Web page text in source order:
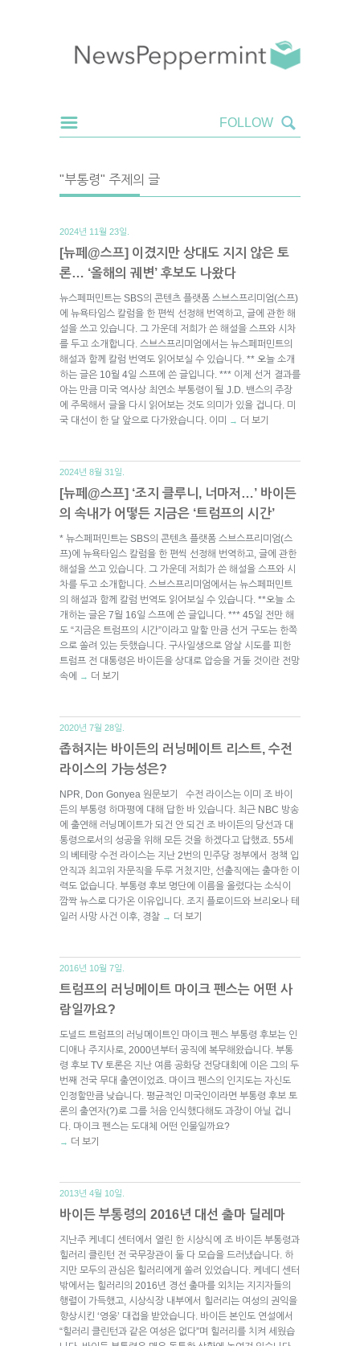
"부통령" 주제의 글
2024년 11월 23일.
[뉴페@스프] 이겼지만 상대도 지지 않은 토
론… ‘올해의 궤변’ 후보도 나왔다
뉴스페퍼민트는 SBS의 콘텐츠 플랫폼 스브스프리미엄(스프)
에 뉴욕타임스 칼럼을 한 편씩 선정해 번역하고, 글에 관한 해
설을 쓰고 있습니다. 그 가운데 저희가 쓴 해설을 스프와 시차
를 두고 소개합니다. 스브스프리미엄에서는 뉴스페퍼민트의
해설과 함께 칼럼 번역도 읽어보실 수 있습니다. ** 오늘 소개
하는 글은 10월 4일 스프에 쓴 글입니다. *** 이제 선거 결과를
아는 만큼 미국 역사상 최연소 부통령이 될 J.D. 밴스의 주장
에 주목해서 글을 다시 읽어보는 것도 의미가 있을 겁니다. 미
국 대선이 한 달 앞으로 다가왔습니다. 이미
→ 더 보기
2024년 8월 31일.
[뉴페@스프] ‘조지 클루니, 너마저…’ 바이든
의 속내가 어떻든 지금은 ‘트럼프의 시간’
* 뉴스페퍼민트는 SBS의 콘텐츠 플랫폼 스브스프리미엄(스
프)에 뉴욕타임스 칼럼을 한 편씩 선정해 번역하고, 글에 관한
해설을 쓰고 있습니다. 그 가운데 저희가 쓴 해설을 스프와 시
차를 두고 소개합니다. 스브스프리미엄에서는 뉴스페퍼민트
의 해설과 함께 칼럼 번역도 읽어보실 수 있습니다. **오늘 소
개하는 글은 7월 16일 스프에 쓴 글입니다. *** 45일 전만 해
도 “지금은 트럼프의 시간”이라고 말할 만큼 선거 구도는 한쪽
으로 쏠려 있는 듯했습니다. 구사일생으로 암살 시도를 피한
트럼프 전 대통령은 바이든을 상대로 압승을 거둘 것이란 전망
속에
→ 더 보기
2020년 7월 28일.
좁혀지는 바이든의 러닝메이트 리스트, 수전
라이스의 가능성은?
NPR, Don Gonyea 원문보기 수전 라이스는 이미 조 바이
든의 부통령 하마평에 대해 답한 바 있습니다. 최근 NBC 방송
에 출연해 러닝메이트가 되건 안 되건 조 바이든의 당선과 대
통령으로서의 성공을 위해 모든 것을 하겠다고 답했죠. 55세
의 베테랑 수전 라이스는 지난 2번의 민주당 정부에서 정책 입
안직과 최고위 자문직을 두루 거쳤지만, 선출직에는 출마한 이
력도 없습니다. 부통령 후보 명단에 이름을 올렸다는 소식이
깜짝 뉴스로 다가온 이유입니다. 조지 플로이드와 브리오나 테
일러 사망 사건 이후, 경찰 → 더 보기
2016년 10월 7일.
트럼프의 러닝메이트 마이크 펜스는 어떤 사
람일까요?
도널드 트럼프의 러닝메이트인 마이크 펜스 부통령 후보는 인
디애나 주지사로, 2000년부터 공직에 복무해왔습니다. 부통
령 후보 TV 토론은 지난 여름 공화당 전당대회에 이은 그의 두
번째 전국 무대 출연이었죠. 마이크 펜스의 인지도는 자신도
인정할만큼 낮습니다. 평균적인 미국인이라면 부통령 후보 토
론의 출연자(?)로 그를 처음 인식했다해도 과장이 아닐 겁니
다. 마이크 펜스는 도대체 어떤 인물일까요?
→ 더 보기
2013년 4월 10일.
바이든 부통령의 2016년 대선 출마 딜레마
지난주 케네디 센터에서 열린 한 시상식에 조 바이든 부통령과
힐러리 클린턴 전 국무장관이 둘 다 모습을 드러냈습니다. 하
지만 모두의 관심은 힐러리에게 쏠려 있었습니다. 케네디 센터
밖에서는 힐러리의 2016년 경선 출마를 외치는 지지자들의
행렬이 가득했고, 시상식장 내부에서 힐러리는 여성의 권익을
향상시킨 ‘영웅’ 대접을 받았습니다. 바이든 본인도 연설에서
“힐러리 클린턴과 같은 여성은 없다”며 힐러리를 치켜 세웠습